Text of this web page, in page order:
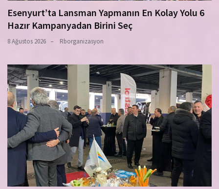
Esenyurt’ta Lansman Yapmanın En Kolay Yolu 6
Hazır Kampanyadan Birini Seç
8 Ağustos 2026 Rborganizasyon